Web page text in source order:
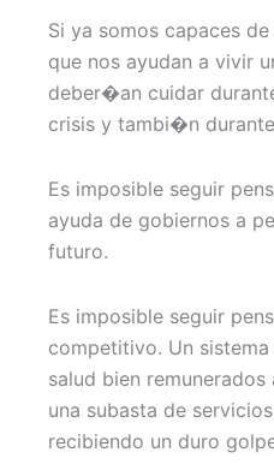
Si ya somos capaces
que nos ayudan a vivir
deber�an cuidar
crisis y tambi�n
Es imposible seguir
ayuda de gobiernos a
futuro.
Es imposible seguir
competitivo. Un
salud bien
una subasta de
recibiendo un duro